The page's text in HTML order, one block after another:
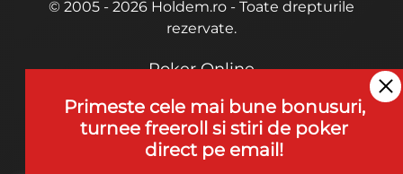
© 2005 - 2026 Holdem.ro - Toate drepturile
rezervate.
Poker Online
Termeni si Conditii
Joaca Poker
Primeste cele mai bune bonusuri,
turnee freeroll si stiri de poker
direct pe email!